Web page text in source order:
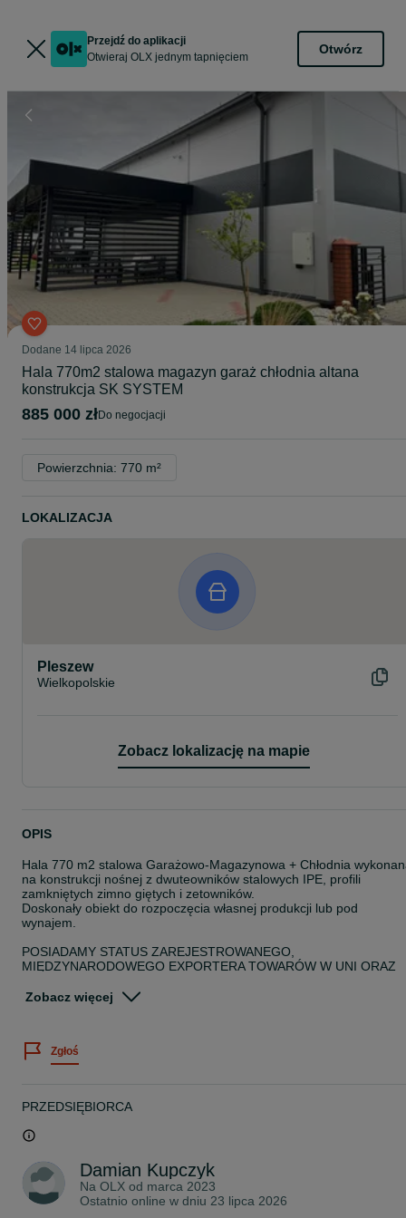
Przejdź do aplikacji
Otwieraj OLX jednym tapnięciem
Otwórz
Dodane 14 lipca 2026
Hala 770m2 stalowa magazyn garaż chłodnia altana
konstrukcja SK SYSTEM
885 000 zł do negocjacji
Powierzchnia: 770 m²
LOKALIZACJA
Pleszew
Wielkopolskie
Zobacz lokalizację na mapie
OPIS
Hala 770 m2 stalowa Garażowo-Magazynowa + Chłodnia
na konstrukcji nośnej z dwuteowników stalowych IPE, profili
zamkniętych zimno giętych i zetowników.
Doskonały obiekt do rozpoczęcia własnej produkcji lub pod
wynajem.
POSIADAMY STATUS ZAREJESTROWANEGO,
MIĘDZYNARODOWEGO EXPORTERA TOWARÓW W UNI ORAZ
CAŁY PROCES PRODUKCJI NADZOROWANY W RAMACH
1090 CE
Dokumentacja:
-Projekt konstrukcji
-Projekt fundamentów
Zobacz więcej
Zgłoś
PRZEDSIĘBIORCA
Damian Kupczyk
Na OLX od marca 2023
Ostatnio online w dniu 23 lipca 2026